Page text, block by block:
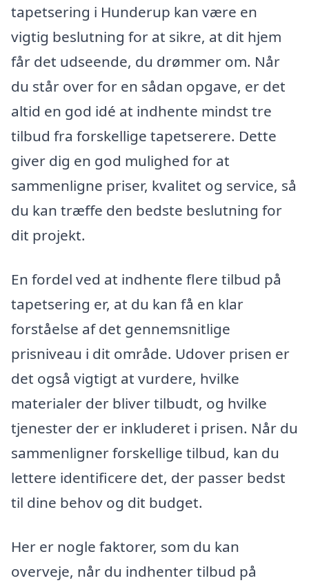
tapetsering i Hunderup kan være en
vigtig beslutning for at sikre, at dit hjem
får det udseende, du drømmer om. Når
du står over for en sådan opgave, er det
altid en god idé at indhente mindst tre
tilbud fra forskellige tapetserere. Dette
giver dig en god mulighed for at
sammenligne priser, kvalitet og service, så
du kan træffe den bedste beslutning for
dit projekt.
En fordel ved at indhente flere tilbud på
tapetsering er, at du kan få en klar
forståelse af det gennemsnitlige
prisniveau i dit område. Udover prisen er
det også vigtigt at vurdere, hvilke
materialer der bliver tilbudt, og hvilke
tjenester der er inkluderet i prisen. Når du
sammenligner forskellige tilbud, kan du
lettere identificere det, der passer bedst
til dine behov og dit budget.
Her er nogle faktorer, som du kan
overveje, når du indhenter tilbud på